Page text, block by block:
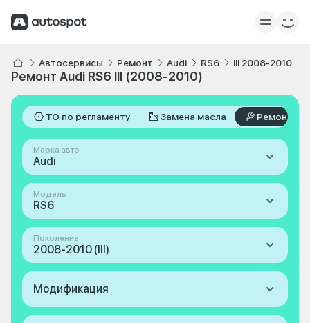
Автосервисы Ремонт Audi RS6 III 2008-2010
Ремонт Audi RS6 III (2008-2010)
ТО по регламенту Замена масла Ремонт
Марка авто
Audi
Модель
RS6
Поколение
2008-2010 (III)
Модификация